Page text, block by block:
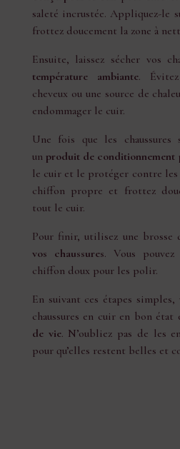
saleté incrustée. Appliquez-le
frottez doucement la zone à
Ensuite, laissez sécher vos
température ambiante.
cheveux ou une source de
endommager le cuir.
Une fois que les chaussures
un produit de conditionnement
le cuir et le protéger contre les
chiffon propre et frottez
tout le cuir.
Pour finir, utilisez une brosse
vos chaussures. Vous
chiffon doux pour les polir.
En suivant ces étapes simples,
chaussures en cuir en bon état
de vie. N’oubliez pas de les
pour qu’elles restent belles et